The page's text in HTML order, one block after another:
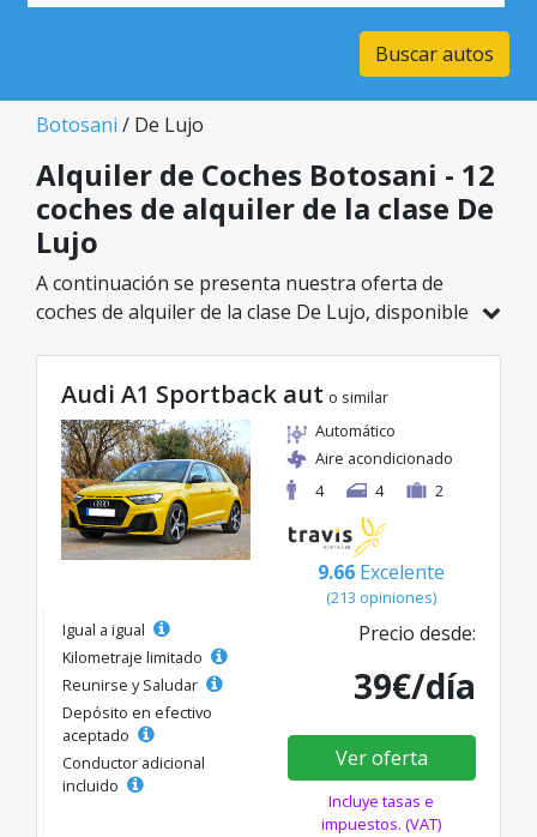
Buscar autos
Botosani / De Lujo
Alquiler de Coches Botosani - 12
coches de alquiler de la clase De
Lujo
A continuación se presenta nuestra oferta de
coches de alquiler de la clase De Lujo, disponible
categoría seleccionada, con tarifas excelentes
desde solo 39€/día.
Audi A1 Sportback aut o similar
Automático
Aire acondicionado
4
4 2
9.66 Excelente
(213 opiniones)
Igual a igual
Kilometraje limitado
Reunirse y Saludar
Depósito en efectivo
aceptado
Conductor adicional
incluido
Precio desde:
39€/día
Ver oferta
Incluye tasas e
impuestos. (VAT)